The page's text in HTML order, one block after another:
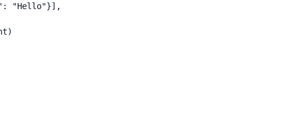
"Hello"}],